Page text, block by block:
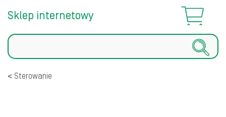
Sklep internetowy
Szukaj
Sterowanie